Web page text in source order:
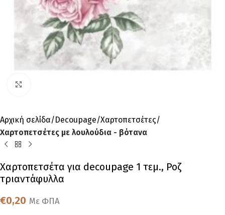
Αρχική σελίδα Decoupage Χαρτοπετσέτες
Χαρτοπετσέτες με λουλούδια - βότανα
Χαρτοπετσέτα για decoupage 1 τεμ., Ροζ
τριαντάφυλλα
€0,20 Με ΦΠΑ